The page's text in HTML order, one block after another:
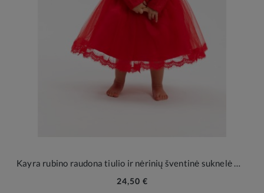
Kayra rubino raudona tiulio ir nėrinių šventinė suknelė mergaitei
24,50 €